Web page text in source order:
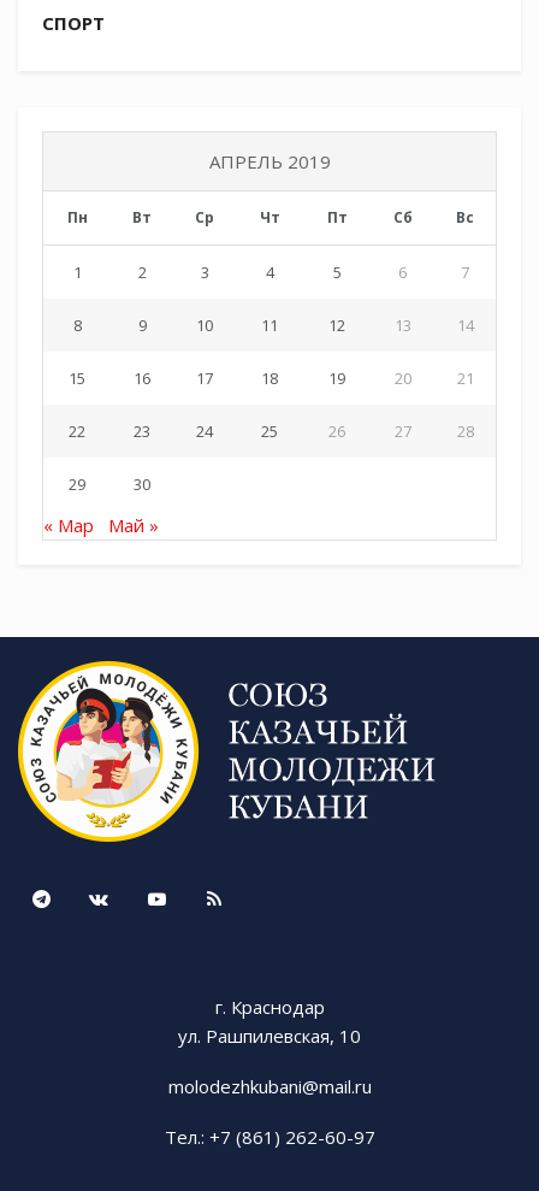
СПОРТ
АПРЕЛЬ 2019
Пн Вт Ср Чт Пт Сб Вс
1 2 3 4 5 6 7
8 9 10 11 12 13 14
15 16 17 18 19 20 21
22 23 24 25 26 27 28
29 30
« Мар Май »
г. Краснодар
ул. Рашпилевская, 10
molodezhkubani@mail.ru
Тел.: +7 (861) 262-60-97